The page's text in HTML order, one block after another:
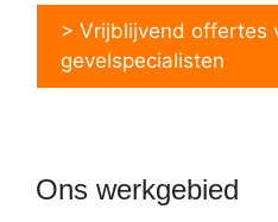
> Vrijblijvend offertes
gevelspecialisten
Ons werkgebied